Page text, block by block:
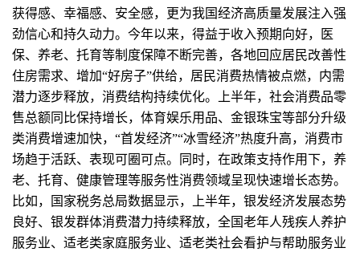
获得感、幸福感、安全感，更为我国经济高质量发展注入强
劲信心和持久动力。今年以来，得益于收入预期向好，医
保、养老、托育等制度保障不断完善，各地回应居民改善性
住房需求、增加“好房子”供给，居民消费热情被点燃，内需
潜力逐步释放，消费结构持续优化。上半年，社会消费品零
售总额同比保持增长，体育娱乐用品、金银珠宝等部分升级
类消费增速加快，“首发经济”“冰雪经济”热度升高，消费市
场趋于活跃、表现可圈可点。同时，在政策支持作用下，养
老、托育、健康管理等服务性消费领域呈现快速增长态势。
比如，国家税务总局数据显示，上半年，银发经济发展态势
良好、银发群体消费潜力持续释放，全国老年人残疾人养护
服务业、适老类家庭服务业、适老类社会看护与帮助服务业